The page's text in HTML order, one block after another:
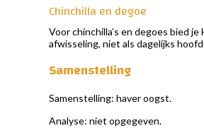
Chinchilla en degoe
Voor chinchilla’s en degoes bied
afwisseling, niet als dagelijks
Samenstelling
Samenstelling: haver oogst.
Analyse: niet opgegeven.